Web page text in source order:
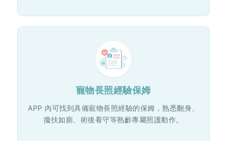
寵物長照經驗保姆
APP 內可找到具備寵物長照經驗的保姆，熟悉翻身、
攙扶如廁、術後看守等熟齡專屬照護動作。